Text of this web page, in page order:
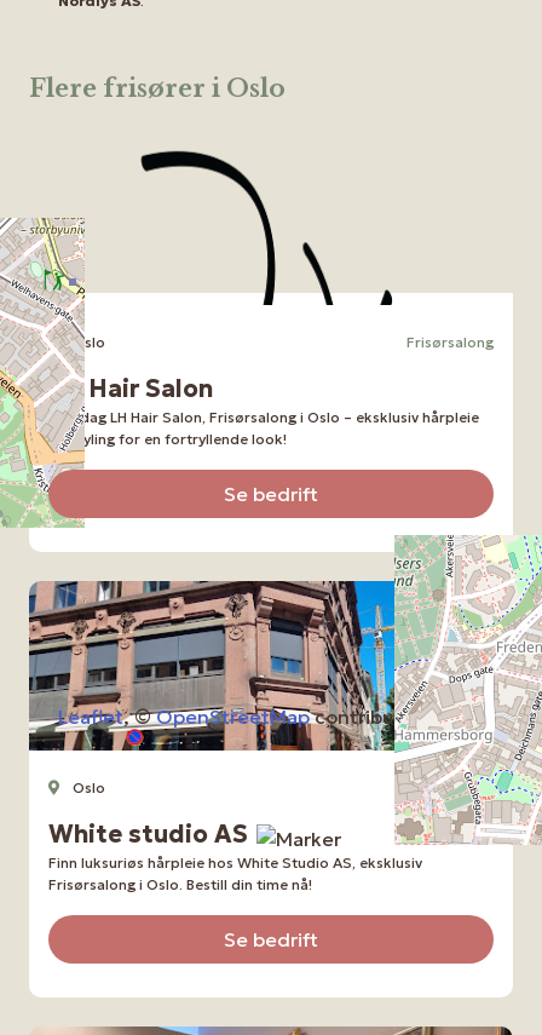
Leaflet, ©OpenStreetMapcontributors
Flere frisører i Oslo
Oslo Frisørsalong
LH Hair Salon
Oppdag LH Hair Salon, Frisørsalong i Oslo – eksklusiv hårpleie
og styling for en fortryllende look!
Se bedrift
Oslo Frisørsalong
White studio AS
Finn luksuriøs hårpleie hos White Studio AS, eksklusiv
Frisørsalong i Oslo. Bestill din time nå!
Se bedrift